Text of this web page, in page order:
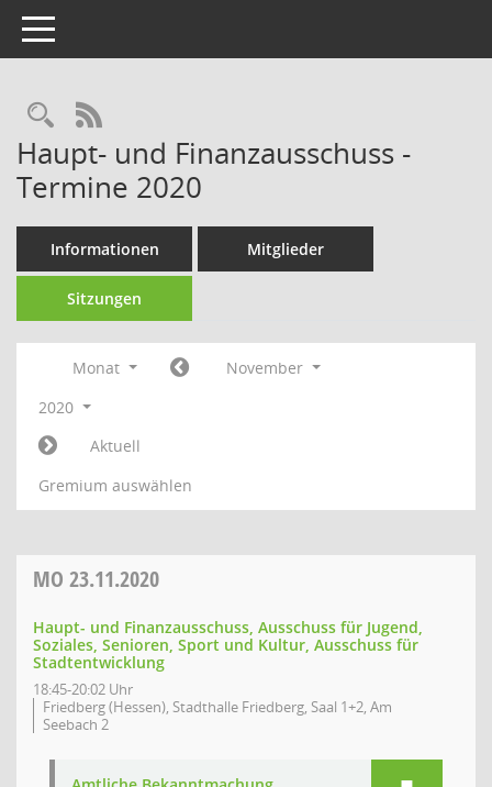
Toggle navigation
Rechercheauswahl
RSS-Feed
Haupt- und Finanzausschuss -
Termine 2020
Informationen Mitglieder
Sitzungen
Monat
November
2020
Aktuell
Gremium auswählen
MO 23.11.2020
Haupt- und Finanzausschuss, Ausschuss für Jugend,
Soziales, Senioren, Sport und Kultur, Ausschuss für
Stadtentwicklung
18:45-20:02 Uhr
Friedberg (Hessen), Stadthalle Friedberg, Saal 1+2, Am
Seebach 2